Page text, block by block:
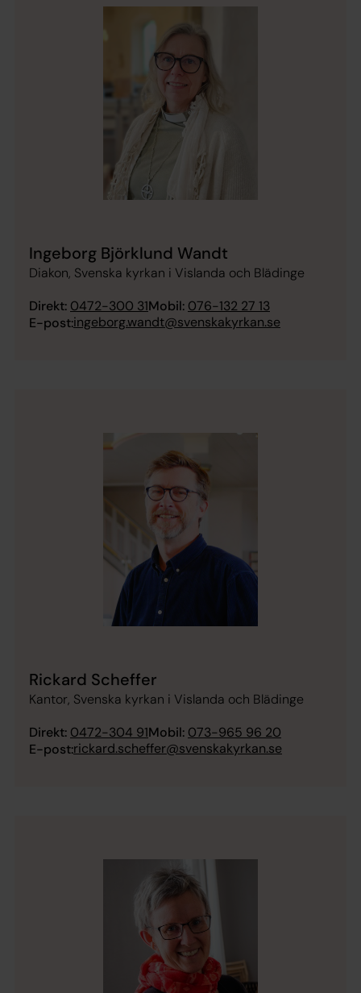
Ingeborg Björklund Wandt
Diakon, Svenska kyrkan i Vislanda och Blädinge
Direkt: 0472-300 31Mobil: 076-132 27 13
E-post:ingeborg.wandt@svenskakyrkan.se
Rickard Scheffer
Kantor, Svenska kyrkan i Vislanda och Blädinge
Direkt: 0472-304 91Mobil: 073-965 96 20
E-post:rickard.scheffer@svenskakyrkan.se